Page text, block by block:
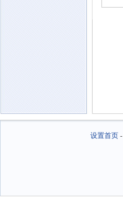
设置首页-